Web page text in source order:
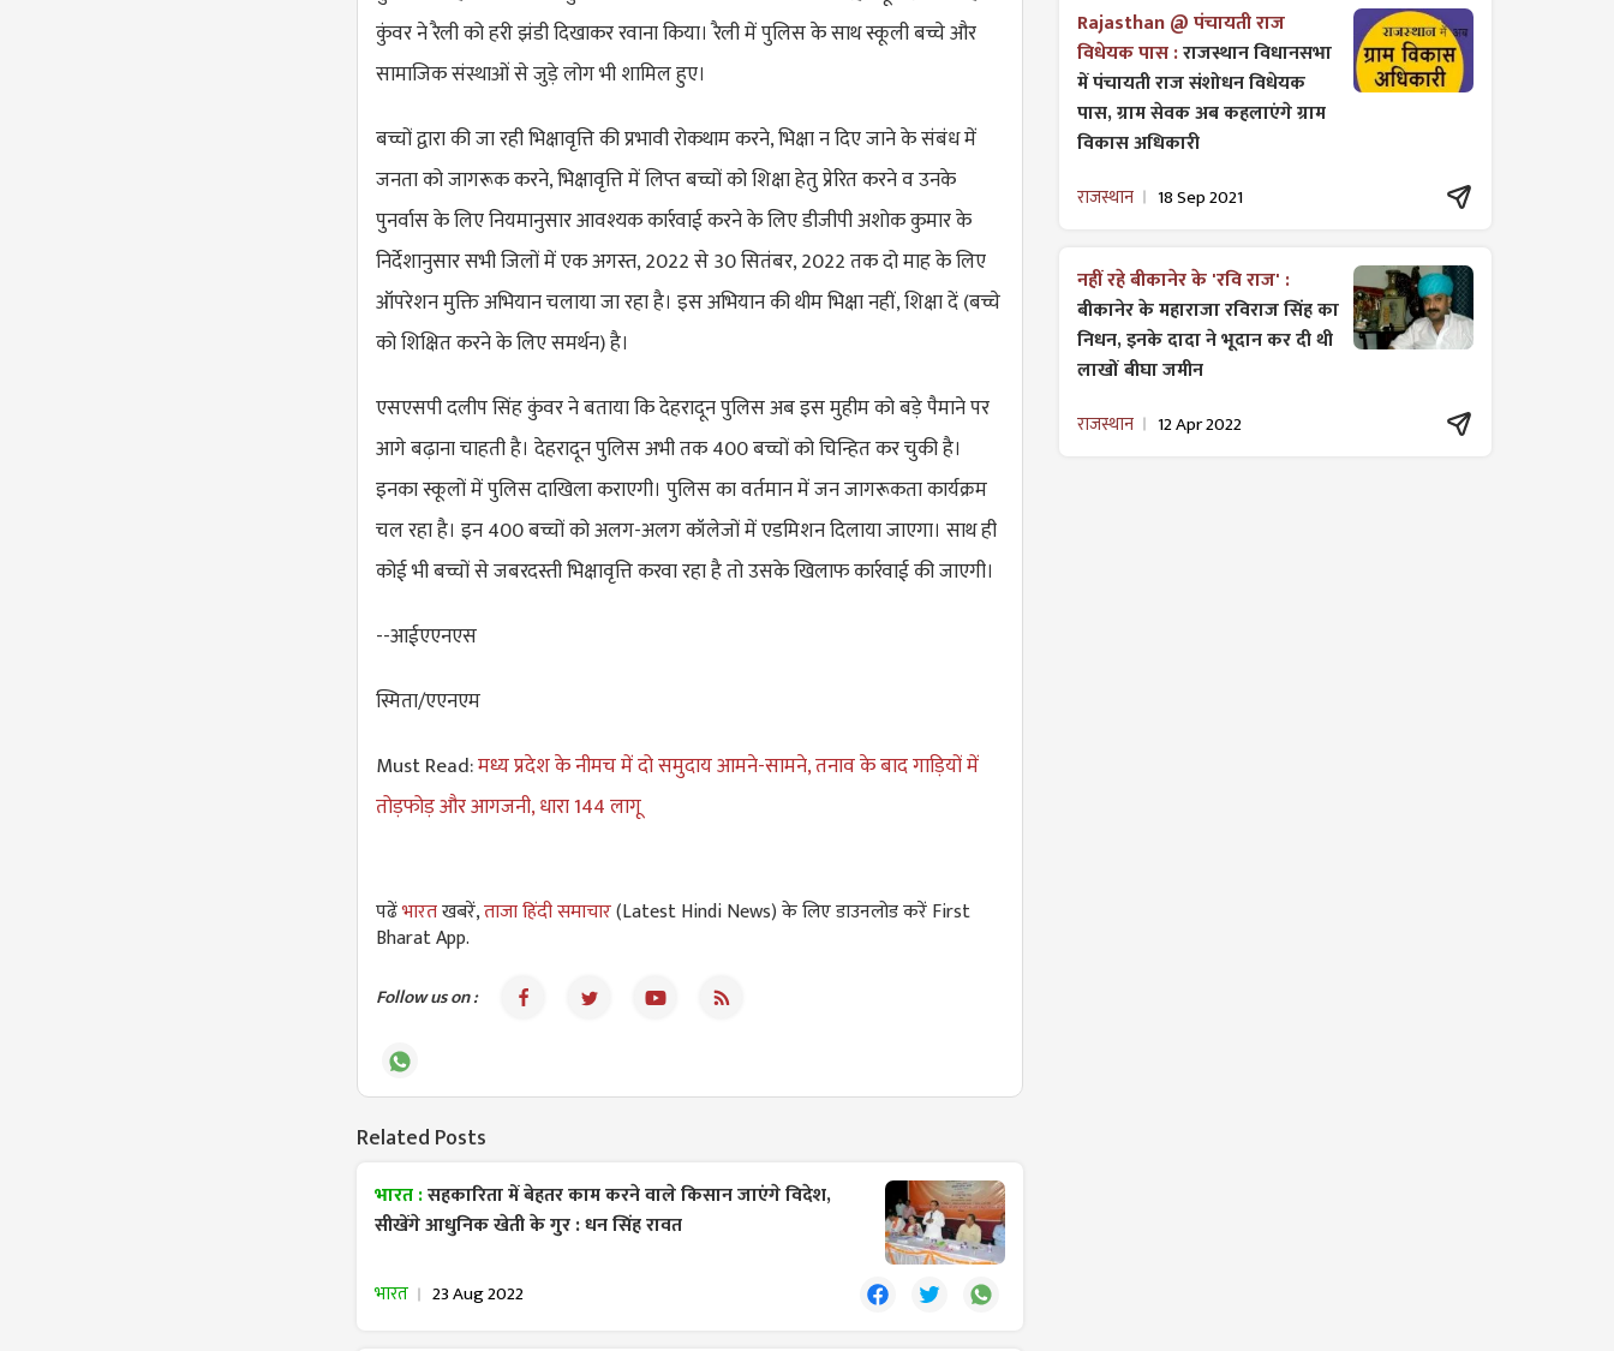
कुंवर ने रैली को हरी झंडी दिखाकर रवाना किया। रैली में पुलिस के साथ स्कूली बच्चे और
सामाजिक संस्थाओं से जुड़े लोग भी शामिल हुए।
बच्चों द्वारा की जा रही भिक्षावृत्ति की प्रभावी रोकथाम करने, भिक्षा न दिए जाने के संबंध में
जनता को जागरूक करने, भिक्षावृत्ति में लिप्त बच्चों को शिक्षा हेतु प्रेरित करने व उनके
पुनर्वास के लिए नियमानुसार आवश्यक कार्रवाई करने के लिए डीजीपी अशोक कुमार के
निर्देशानुसार सभी जिलों में एक अगस्त, 2022 से 30 सितंबर, 2022 तक दो माह के लिए
ऑपरेशन मुक्ति अभियान चलाया जा रहा है। इस अभियान की थीम भिक्षा नहीं, शिक्षा दें (बच्चे
को शिक्षित करने के लिए समर्थन) है।
एसएसपी दलीप सिंह कुंवर ने बताया कि देहरादून पुलिस अब इस मुहीम को बड़े पैमाने पर
आगे बढ़ाना चाहती है। देहरादून पुलिस अभी तक 400 बच्चों को चिन्हित कर चुकी है।
इनका स्कूलों में पुलिस दाखिला कराएगी। पुलिस का वर्तमान में जन जागरूकता कार्यक्रम
चल रहा है। इन 400 बच्चों को अलग-अलग कॉलेजों में एडमिशन दिलाया जाएगा। साथ ही
कोई भी बच्चों से जबरदस्ती भिक्षावृत्ति करवा रहा है तो उसके खिलाफ कार्रवाई की जाएगी।
--आईएएनएस
स्मिता/एएनएम
Must Read:मध्य प्रदेश के नीमच में दो समुदाय आमने-सामने, तनाव के बाद गाड़ियों में
तोड़फोड़ और आगजनी, धारा 144 लागू
पढेंभारतखबरें,ताजा हिंदी समाचार(Latest Hindi News) के लिए डाउनलोड करें First
Bharat App.
Follow us on :
Related Posts
भारत :सहकारिता में बेहतर काम करने वाले किसान जाएंगे विदेश,
सीखेंगे आधुनिक खेती के गुर : धन सिंह रावत
भारत 23 Aug 2022
Rajasthan @ पंचायती राज
विधेयक पास :राजस्थान विधानसभा
में पंचायती राज ​संशोधन विधेयक
पास, ग्राम सेवक अब कहलाएंगे ग्राम
विकास अधिकारी
राजस्थान 18 Sep 2021
नहीं रहे बीकानेर के 'रवि राज' :
बीकानेर के महाराजा रविराज सिंह का
निधन, इनके दादा ने भूदान कर दी थी
लाखों बीघा जमीन
राजस्थान 12 Apr 2022